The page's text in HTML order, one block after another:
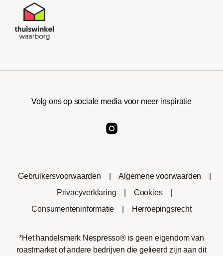
Volg ons op sociale media voor meer inspiratie
Gebruikersvoorwaarden Algemene voorwaarden
Privacyverklaring
Cookies
Consumenteninformatie
Herroepingsrecht
*Het handelsmerk Nespresso® is geen eigendom van
roastmarket of andere bedrijven die gelieerd zijn aan dit